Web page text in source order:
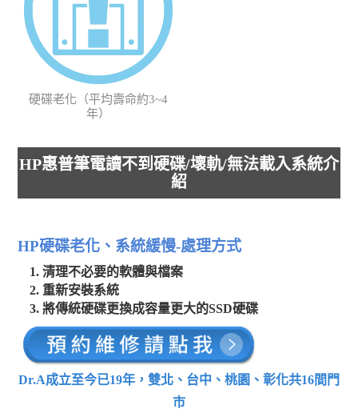
硬碟老化（平均壽命約3~4
年）
HP惠普筆電讀不到硬碟/壞軌/無法載入系統介
紹
HP硬碟老化、系統緩慢-處理方式
清理不必要的軟體與檔案
重新安裝系統
將傳統硬碟更換成容量更大的SSD硬碟
Dr.A成立至今已19年，雙北、台中、桃園、彰化共16間門
市